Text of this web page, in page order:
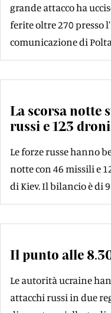
grande attacco ha
ferite oltre 270
comunicazione di
La scorsa notte
russi e 123 droni
Le forze russe hanno
notte con 46 missili e
di Kiev. Il bilancio è di
Il punto alle
Le autorità ucraine
attacchi russi in due